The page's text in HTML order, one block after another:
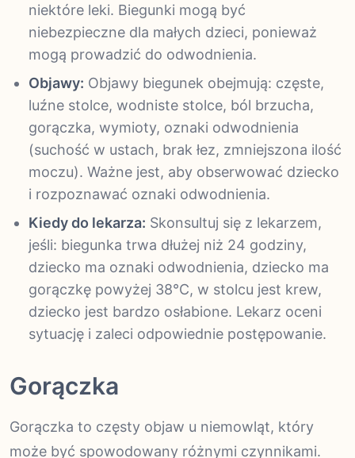
niektóre leki. Biegunki mogą być
niebezpieczne dla małych dzieci, ponieważ
mogą prowadzić do odwodnienia.
Objawy: Objawy biegunek obejmują: częste,
luźne stolce, wodniste stolce, ból brzucha,
gorączka, wymioty, oznaki odwodnienia
(suchość w ustach, brak łez, zmniejszona ilość
moczu). Ważne jest, aby obserwować dziecko
i rozpoznawać oznaki odwodnienia.
Kiedy do lekarza: Skonsultuj się z lekarzem,
jeśli: biegunka trwa dłużej niż 24 godziny,
dziecko ma oznaki odwodnienia, dziecko ma
gorączkę powyżej 38°C, w stolcu jest krew,
dziecko jest bardzo osłabione. Lekarz oceni
sytuację i zaleci odpowiednie postępowanie.
Gorączka
Gorączka to częsty objaw u niemowląt, który
może być spowodowany różnymi czynnikami.